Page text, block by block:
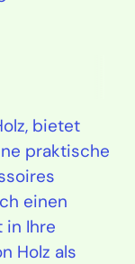
bietet
praktische
einen
in Ihre
Holz als